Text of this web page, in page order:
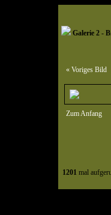
Galerie 2 -
« Voriges Bild
Zum Anfang
1201 mal